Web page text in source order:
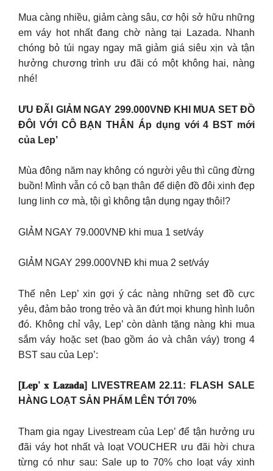
Mua càng nhiều, giảm càng sâu, cơ hội sở hữu những
em váy hot nhất đang chờ nàng tại Lazada. Nhanh
chóng bỏ túi ngay ngay mã giảm giá siêu xịn và tận
hưởng chương trình ưu đãi có một không hai, nàng
nhé!
ƯU ĐÃI GIẢM NGAY 299.000VNĐ KHI MUA SET ĐỒ
ĐÔI VỚI CÔ BẠN THÂN Áp dụng với 4 BST mới
của Lep’
Mùa đông năm nay không có người yêu thì cũng đừng
buồn! Mình vẫn có cô bạn thân để diện đồ đôi xinh đẹp
lung linh cơ mà, tội gì không tận dụng ngay thôi!?
GIẢM NGAY 79.000VNĐ khi mua 1 set/váy
GIẢM NGAY 299.000VNĐ khi mua 2 set/váy
Thế nên Lep’ xin gợi ý các nàng những set đồ cực
yêu, đảm bảo trong trẻo và ăn đứt mọi khung hình luôn
đó. Không chỉ vậy, Lep’ còn dành tặng nàng khi mua
sắm váy hoặc set (bao gồm áo và chân váy) trong 4
BST sau của Lep’:
[𝐋𝐞𝐩’ 𝐱 𝐋𝐚𝐳𝐚𝐝𝐚] LIVESTREAM 22.11: FLASH SALE
HÀNG LOẠT SẢN PHẨM LÊN TỚI 70%
Tham gia ngay Livestream của Lep’ để tận hưởng ưu
đãi váy hot nhất và loạt VOUCHER ưu đãi hời chưa
từng có như sau: Sale up to 70% cho loạt váy xinh